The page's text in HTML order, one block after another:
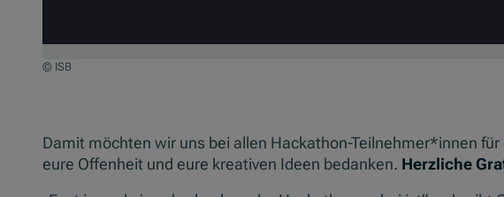
© ISB
Damit möchten wir uns bei allen Hackathon-Teilnehmer*innen
eure Offenheit und eure kreativen Ideen bedanken. Herzliche